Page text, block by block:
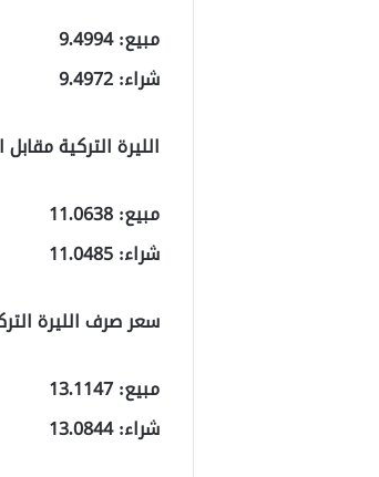
مبيع: 9.4994
شراء: 9.4972
الليرة التركية مقابل
مبيع: 11.0638
شراء: 11.0485
سعر صرف الليرة
مبيع: 13.1147
شراء: 13.0844